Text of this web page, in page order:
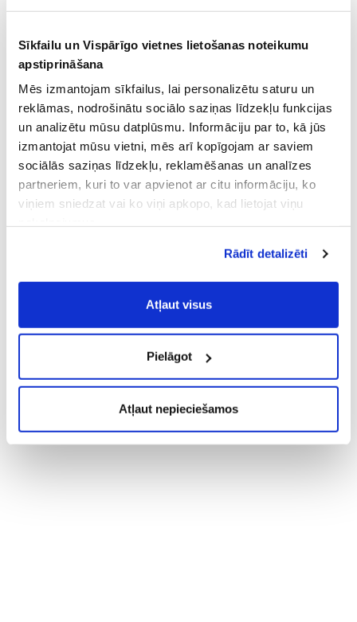
Sīkfailu un Vispārīgo vietnes lietošanas noteikumu
apstiprināšana
Mēs izmantojam sīkfailus, lai personalizētu saturu un
reklāmas, nodrošinātu sociālo saziņas līdzekļu funkcijas
un analizētu mūsu datplūsmu. Informāciju par to, kā jūs
izmantojat mūsu vietni, mēs arī kopīgojam ar saviem
sociālās saziņas līdzekļu, reklamēšanas un analīzes
partneriem, kuri to var apvienot ar citu informāciju, ko
viņiem sniedzat vai ko viņi apkopo, kad lietojat viņu
Vispārīgiem vietnes lietošanas
noteikumiem(saīsināti - VVLN).
Rādīt detalizēti
Atļaut visus
Pielāgot
Atļaut nepieciešamos